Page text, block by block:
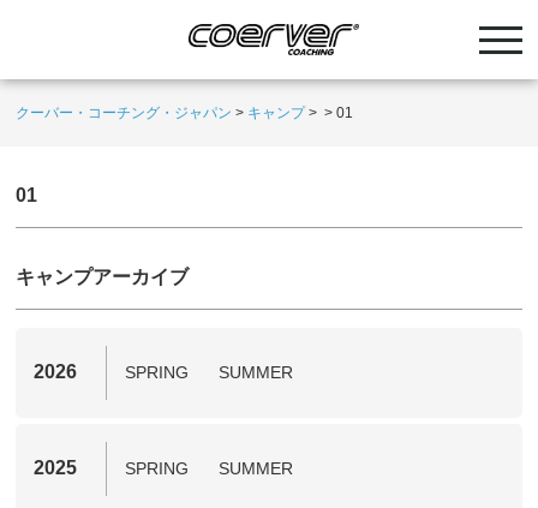
クーバー・コーチング・ジャパン > キャンプ> >01
01
キャンプアーカイブ
2026 SPRING SUMMER
2025 SPRING SUMMER